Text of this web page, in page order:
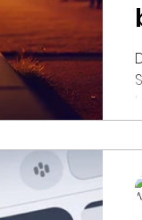
Mobbing